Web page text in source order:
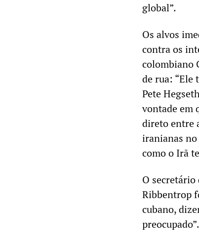
global”.
Os alvos
contra os
colombiano
de rua: “Ele
Pete
vontade em
direto entre
iranianas no
como o Irã
O secretário
Ribbentrop
cubano,
preocupado”.